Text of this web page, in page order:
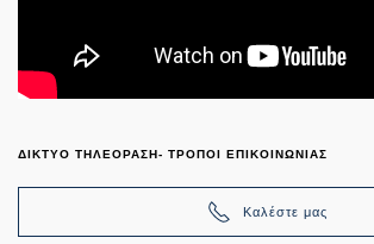
ΔΙΚΤΥΟ ΤΗΛΕΟΡΑΣΗ- ΤΡΟΠΟΙ ΕΠΙΚΟΙΝΩΝΙΑΣ
Καλέστε μας